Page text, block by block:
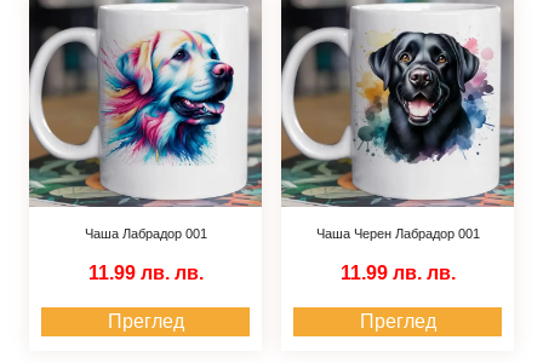
Чаша Лабрадор 001
11.99 лв. лв.
Преглед
Чаша Черен Лабрадор 001
11.99 лв. лв.
Преглед